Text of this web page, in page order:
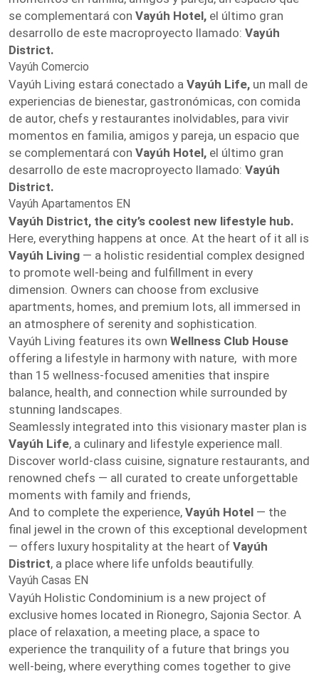
se complementará con Vayúh Hotel, el último gran
desarrollo de este macroproyecto llamado: Vayúh
District.
Vayúh Comercio
Vayúh Living estará conectado a Vayúh Life, un mall de
experiencias de bienestar, gastronómicas, con comida
de autor, chefs y restaurantes inolvidables, para vivir
momentos en familia, amigos y pareja, un espacio que
se complementará con Vayúh Hotel, el último gran
desarrollo de este macroproyecto llamado: Vayúh
District.
Vayúh Apartamentos EN
Vayúh District, the city’s coolest new lifestyle hub.
Here, everything happens at once. At the heart of it all is
Vayúh Living — a holistic residential complex designed
to promote well-being and fulfillment in every
dimension. Owners can choose from exclusive
apartments, homes, and premium lots, all immersed in
an atmosphere of serenity and sophistication.
Vayúh Living features its own Wellness Club House
offering a lifestyle in harmony with nature, with more
than 15 wellness-focused amenities that inspire
balance, health, and connection while surrounded by
stunning landscapes.
Seamlessly integrated into this visionary master plan is
Vayúh Life, a culinary and lifestyle experience mall.
Discover world-class cuisine, signature restaurants, and
renowned chefs — all curated to create unforgettable
moments with family and friends,
And to complete the experience, Vayúh Hotel — the
final jewel in the crown of this exceptional development
— offers luxury hospitality at the heart of Vayúh
District, a place where life unfolds beautifully.
Vayúh Casas EN
Vayúh Holistic Condominium is a new project of
exclusive homes located in Rionegro, Sajonia Sector. A
place of relaxation, a meeting place, a space to
experience the tranquility of a future that brings you
well-being, where everything comes together to give